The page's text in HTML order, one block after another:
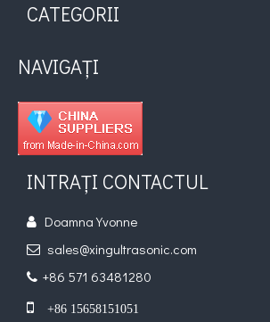
CATEGORII
NAVIGAȚI
INTRAȚI CONTACTUL
 Doamna Yvonne
 sales@xingultrasonic.com
 +86 571 63481280
 +86 15658151051